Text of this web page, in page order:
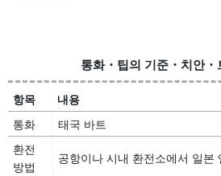
통화・팁의 기준・치안・
항목
내용
통화
태국 바트
환전
방법
공항이나 시내 환전소에서 일본